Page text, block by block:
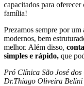
capacitados para
família!
Prezamos sempre por
modernos, bem
melhor. Além disso,
simples e rápido, que
Pró Clínica São José
Dr.Thiago Oliveira